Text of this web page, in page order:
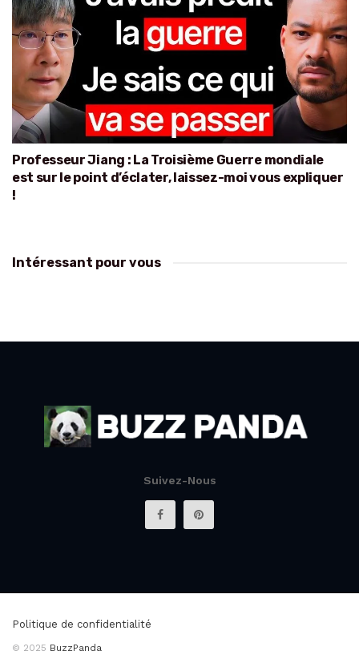
Professeur Jiang : La Troisième Guerre mondiale
est sur le point d’éclater, laissez-moi vous expliquer
!
Intéressant pour vous
Suivez-Nous
Politique de confidentialité
© 2025 BuzzPanda